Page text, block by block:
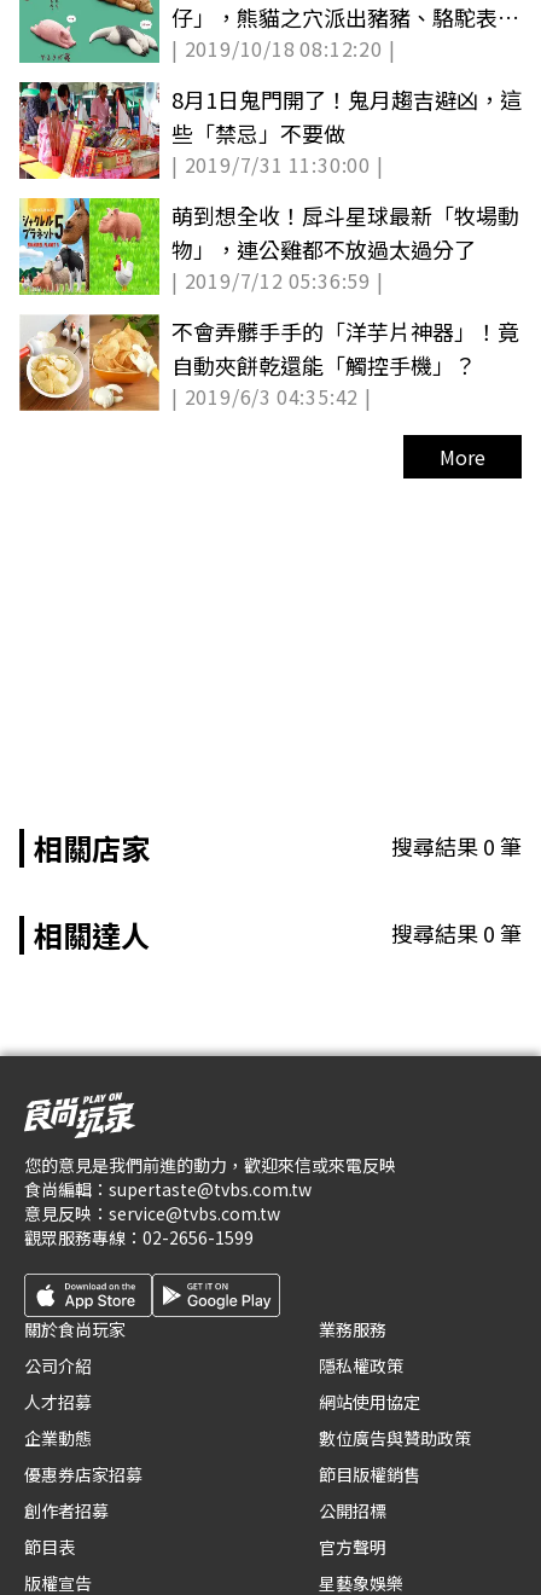
仔」，熊貓之穴派出豬豬、駱駝表演
厭世睡
| 2019/10/18 08:12:20 |
8月1日鬼門開了！鬼月趨吉避凶，這
些「禁忌」不要做
| 2019/7/31 11:30:00 |
萌到想全收！戽斗星球最新「牧場動
物」，連公雞都不放過太過分了
| 2019/7/12 05:36:59 |
不會弄髒手手的「洋芋片神器」！竟
自動夾餅乾還能「觸控手機」？
| 2019/6/3 04:35:42 |
More
相關店家 搜尋結果0筆
相關達人 搜尋結果0筆
您的意見是我們前進的動力，歡迎來信或來電反映
食尚編輯： supertaste@tvbs.com.tw
意見反映： service@tvbs.com.tw
觀眾服務專線： 02-2656-1599
關於食尚玩家
公司介紹
人才招募
企業動態
優惠券店家招募
創作者招募
節目表
版權宣告
業務服務
隱私權政策
網站使用協定
數位廣告與贊助政策
節目版權銷售
公開招標
官方聲明
星藝象娛樂